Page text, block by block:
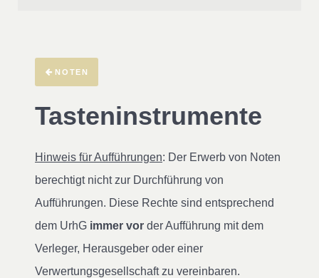
NOTEN
Tasteninstrumente
Hinweis für Aufführungen: Der Erwerb von Noten
berechtigt nicht zur Durchführung von
Aufführungen. Diese Rechte sind entsprechend
dem UrhG immer vor der Aufführung mit dem
Verleger, Herausgeber oder einer
Verwertungsgesellschaft zu vereinbaren.